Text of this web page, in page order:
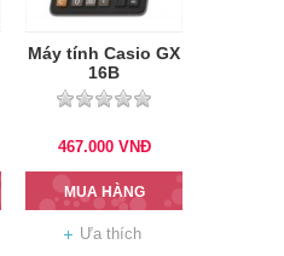
Máy tính Casio GX
16B
467.000 VNĐ
MUA HÀNG
Ưa thích